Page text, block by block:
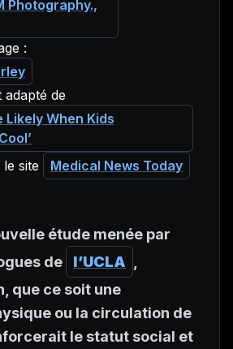
:
adapté de
Likely When Kids
site
Medical News Today
étude menée par
de
l’UCLA
que ce soit une
ou la circulation de
le statut social et